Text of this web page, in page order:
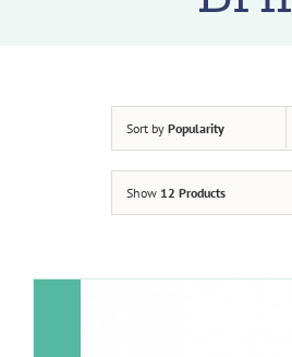
Sort by Popularity
Show 12 Products